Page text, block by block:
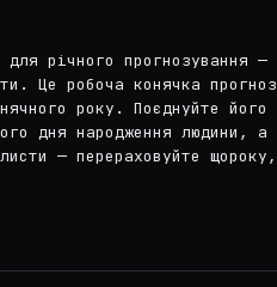
для річного
Це робоча конячка
року. Поєднуйте
дня народження людини,
— перераховуйте